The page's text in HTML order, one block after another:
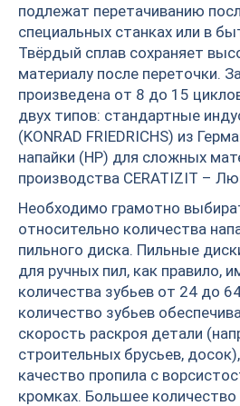
подлежат перетачиванию
специальных станках или в
Твёрдый сплав сохраняет
материалу после переточки.
произведена от 8 до 15
двух типов: стандартные
(KONRAD FRIEDRICHS) из
напайки (HP) для сложных
производства CERATIZIT –
Необходимо грамотно
относительно количества
пильного диска. Пильные
для ручных пил, как правило,
количества зубьев от 24 до
количество зубьев
скорость раскроя детали
строительных брусьев,
качество пропила с
кромках. Большее количество